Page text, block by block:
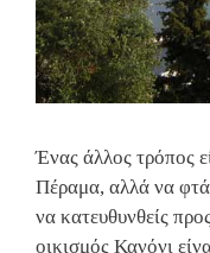
Ένας άλλος τρόπος
Πέραμα, αλλά να
να κατευθυνθείς
οικισμός Κανόνι